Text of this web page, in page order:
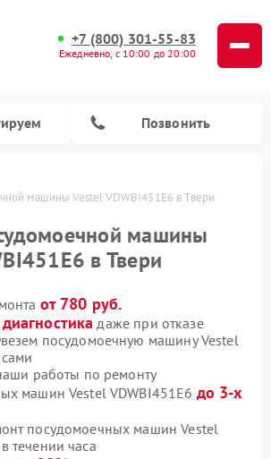
+7 (800) 301-55-83
Ежедневно, с 10:00 до 20:00
Позвонить
машины Vestel VDWBI451E6 в Твери
машины
в Твери
от 780 руб.
даже при отказе
посудомоечную машину Vestel
работы по ремонту
машин Vestel VDWBI451E6 до 3-х
посудомоечных машин Vestel
течении часа